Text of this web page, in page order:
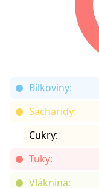
Bílkoviny:
Sacharidy:
Cukry:
Tuky:
Vláknina: